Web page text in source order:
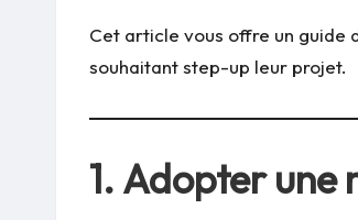
Cet article vous offre un guide
souhaitant step-up leur projet.
1. Adopter une